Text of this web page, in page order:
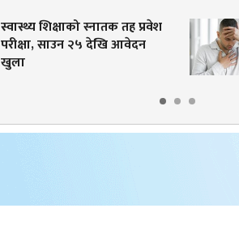
स्वास्थ्य शिक्षाको स्नातक तह प्रवेश
परीक्षा, साउन २५ देखि आवेदन
खुला